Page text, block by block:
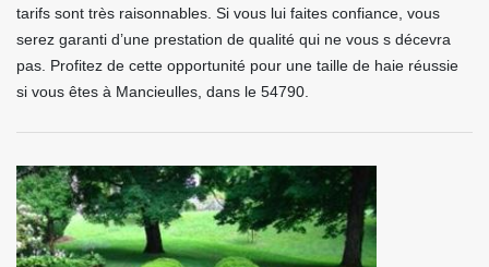
tarifs sont très raisonnables. Si vous lui faites confiance, vous
serez garanti d’une prestation de qualité qui ne vous s décevra
pas. Profitez de cette opportunité pour une taille de haie réussie
si vous êtes à Mancieulles, dans le 54790.